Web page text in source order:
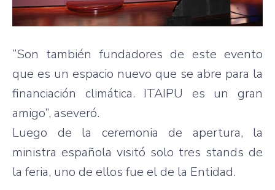
“Son también fundadores de este evento
que es un espacio nuevo que se abre para la
financiación climática. ITAIPU es un gran
amigo”, aseveró.
Luego de la ceremonia de apertura, la
ministra española visitó solo tres stands de
la feria, uno de ellos fue el de la Entidad.